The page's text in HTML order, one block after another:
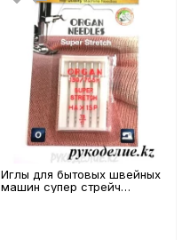
Иглы для бытовых швейных
машин супер стрейч